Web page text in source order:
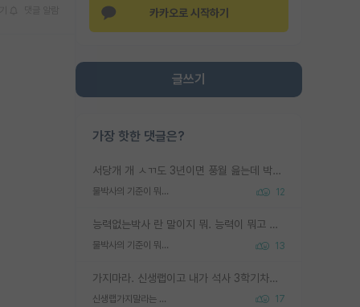
카카오로 시작하기
글쓰기
가장 핫한 댓글은?
서당개 개 ㅅㄲ도 3년이면 풍월 읊는데 박사 5년 이상 대리고 있으면서 물된건 교수 탓 맞는ㄱ게 거기가 서당이 아니란 소리임
물박사의 기준이 뭐임? 12
능력없는박사 란 말이지 뭐. 능력이 뭐고 능력이 있다는게 뭔지는 사람마다 기준이 다르니까 얘기해봐야 서로 자기 기준만 얘기해서 논쟁이 끝이 안나고. 주위에서 능력있고 야심있는 신입생이 교수가 유의미한 피드백을 아예 안주면서 제대로된 과제에 참여해볼 기회도 제공하지 않고 잡일 뺑뺑이만 돌려서 맨날 단순작업만 하면서 밤새다가 눈빛이 점점 죽어가는걸 본 사람은 물박사는 교수탓이라고 하고, 교수는 이것저것 알려도 주고 기회도 주고 사수 동기 붙여주면서 어떻게든 끌고가려고 하는데 본인이 매일 뺀질거리면서 출근 하는둥마는둥 하다가 기껏 와서도 폰이나 쳐다보다가 실험 망치고 저녁약속있어서 먼저 가볼게요~ 하는걸 본 사람은 물박사는 본인탓이라고 함.
물박사의 기준이 뭐임? 13
가지마라. 신생랩이고 내가 석사 3학기차인데 최고참인데 나도 아무것도 모르는데 교수가 후배들 왜 논문 교육 안시키냐. 논문 왜 안 써오냐 닦달한다
신생랩가지말라는 이유가 있었구나 17